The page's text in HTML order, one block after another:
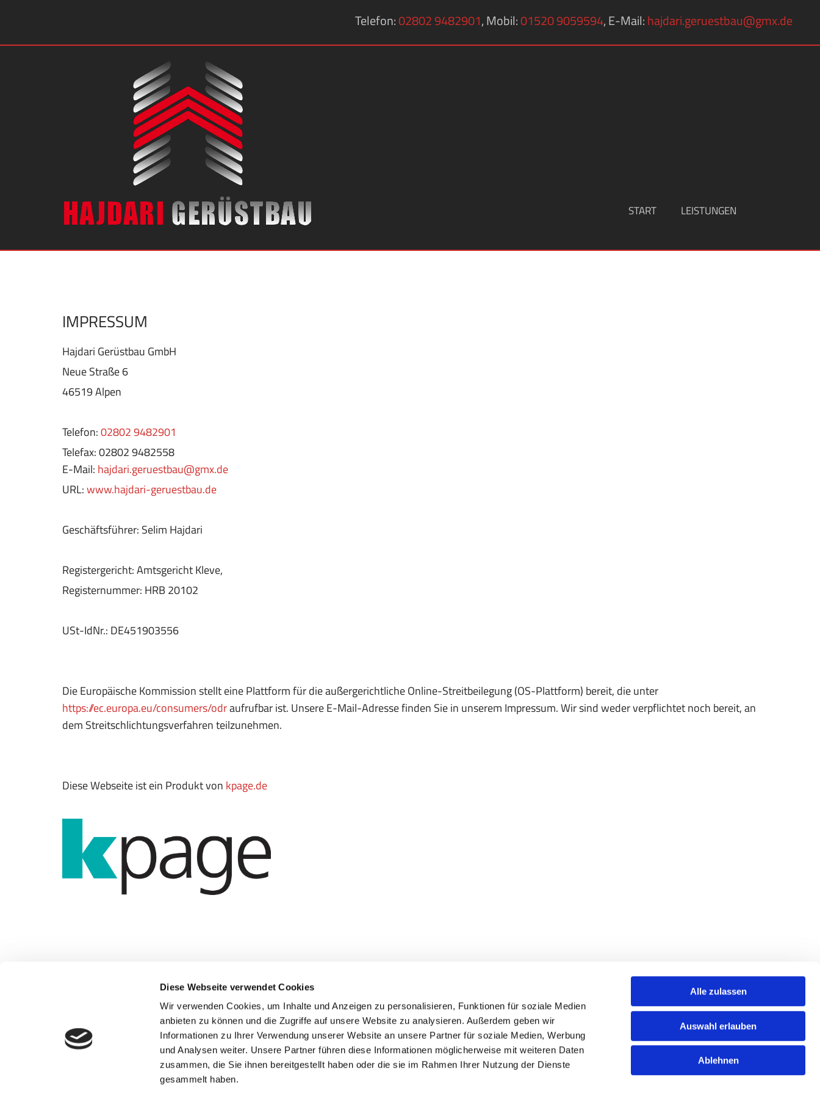
Diese Webseite verwendet Cookies
Wir verwenden Cookies, um Inhalte und Anzeigen zu personalisieren, Funktionen für soziale Medien
anbieten zu können und die Zugriffe auf unsere Website zu analysieren. Außerdem geben wir
Informationen zu Ihrer Verwendung unserer Website an unsere Partner für soziale Medien, Werbung
und Analysen weiter. Unsere Partner führen diese Informationen möglicherweise mit weiteren Daten
zusammen, die Sie ihnen bereitgestellt haben oder die sie im Rahmen Ihrer Nutzung der Dienste
gesammelt haben.
Alle zulassen
Auswahl erlauben
Ablehnen
Telefon:02802 9482901, Mobil:01520 9059594, E-Mail:hajdari.geruestbau@gmx.de
START LEISTUNGEN
IMPRESSUM
Hajdari Gerüstbau GmbH
Neue Straße 6
46519 Alpen
Telefon:02802 9482901
Telefax: 02802 9482558
E-Mail: hajdari.geruestbau@gmx.de
URL:www.hajdari-geruestbau.de
Geschäftsführer: Selim Hajdari
Registergericht: Amtsgericht Kleve,
Registernummer: HRB 20102
USt-IdNr.: DE451903556
Die Europäische Kommission stellt eine Plattform für die außergerichtliche Online-Streitbeilegung (OS-Plattform) bereit, die unter
https://ec.europa.eu/consumers/odraufrufbar ist. Unsere E-Mail-Adresse finden Sie in unserem Impressum. Wir sind weder verpflichtet noch bereit, an
dem Streitschlichtungsverfahren teilzunehmen.
Diese Webseite ist ein Produkt von kpage.de
Hajdari Gerüstbau GmbH
Kontakt
Telefon:02802 9482901
Telefax: 02802 9482558
Informationspflicht
Impressum
Datenschutzerklärung